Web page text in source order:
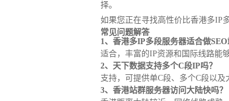
择。
如果您正在寻找高性价比香港多IP
常见问题解答
1、香港多IP多段服务器适合做SEO
适合，丰富的IP资源和国际线路能
2、天下数据支持多个C段IP吗？
支持，可提供单C段、多个C段以及
3、香港站群服务器访问大陆快吗？